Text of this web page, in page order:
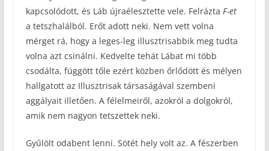
kapcsolódott, és Láb újraélesztette vele. Felrázta F-et
a tetszhalálból. Erőt adott neki. Nem vett volna
mérget rá, hogy a leges-leg illusztrisabbik meg tudta
volna azt csinálni. Kedvelte tehát Lábat mi több
csodálta, függött tőle ezért közben őrlődött és mélyen
hallgatott az Illusztrisak társaságával szembeni
aggályait illetően. A félelmeiről, azokról a dolgokról,
amik nem nagyon tetszettek neki.
Gyűlölt odabent lenni. Sötét hely volt az. A fészerben